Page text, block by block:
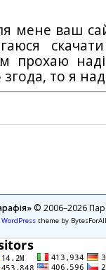
мене ваш
прохаю
то я
© 2006–2026
WordPresstheme by